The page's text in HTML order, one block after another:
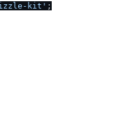
kit' ;